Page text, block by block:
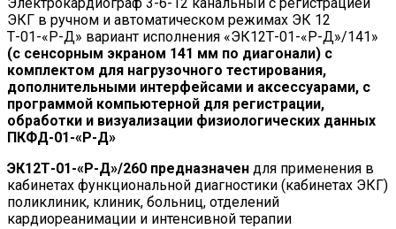
ЭКГ в ручном и автоматическом режимах ЭК 12
Т-01-«Р-Д» вариант исполнения «ЭК12Т-01-«Р-Д»/141»
(с сенсорным экраном 141 мм по диагонали) с
комплектом для нагрузочного тестирования,
дополнительными интерфейсами и аксессуарами, с
программой компьютерной для регистрации,
обработки и визуализации физиологических данных
ПКФД-01-«Р-Д»
ЭК12Т-01-«Р-Д»/260 предназначен для применения в
кабинетах функциональной диагностики (кабинетах ЭКГ)
поликлиник, клиник, больниц, отделений
кардиореанимации и интенсивной терапии